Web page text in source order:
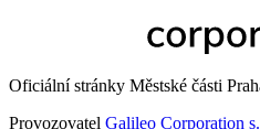
Oficiální stránky Městské části
Provozovatel Galileo Corporation